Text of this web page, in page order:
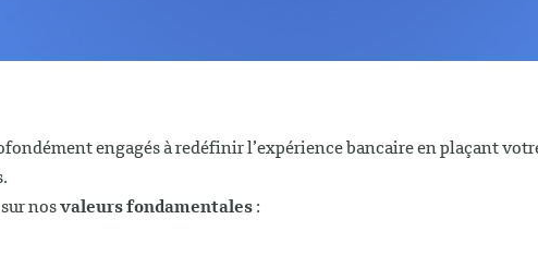
engagés à redéfinir l’expérience bancaire en plaçant
nosvaleurs fondamentales :